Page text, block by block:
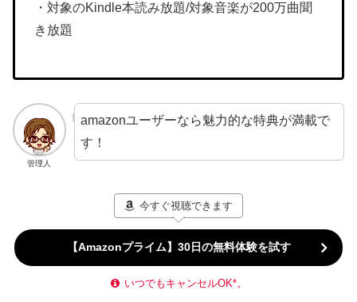
・対象のKindle本読み放題/対象音楽が200万曲聞
き放題
管理人
amazonユーザーなら魅力的な特典が満載で
す！
今すぐ視聴できます
【Amazonプライム】30日の無料体験を試す
いつでもキャンセルOK*。